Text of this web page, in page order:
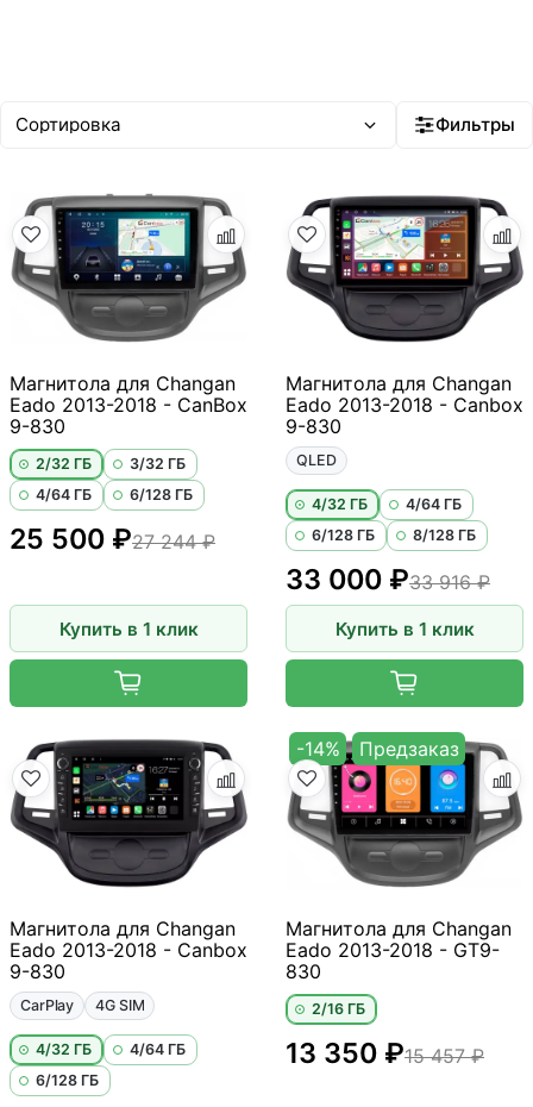
Фильтры
Магнитола для Changan
Eado 2013-2018 - CanBox
9-830
2/32 ГБ
3/32 ГБ
4/64 ГБ
6/128 ГБ
25 500 ₽27 244 ₽
Купить в 1 клик
Магнитола для Changan
Eado 2013-2018 - Canbox
9-830
QLED
4/32 ГБ
4/64 ГБ
6/128 ГБ
8/128 ГБ
33 000 ₽33 916 ₽
Купить в 1 клик
Магнитола для Changan
Eado 2013-2018 - Canbox
9-830
CarPlay 4G SIM
4/32 ГБ
4/64 ГБ
6/128 ГБ
-14% Предзаказ
Магнитола для Changan
Eado 2013-2018 - GT9-
830
2/16 ГБ
15 457 ₽
13 350 ₽